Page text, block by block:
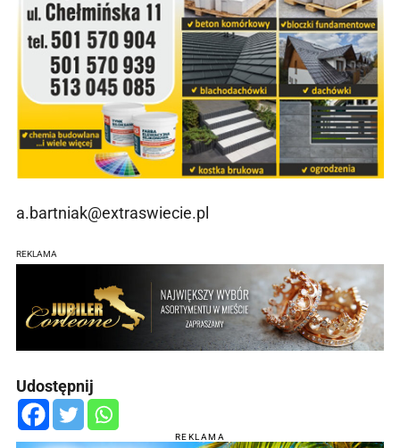
a.bartniak@extraswiecie.pl
REKLAMA
Udostępnij
REKLAMA